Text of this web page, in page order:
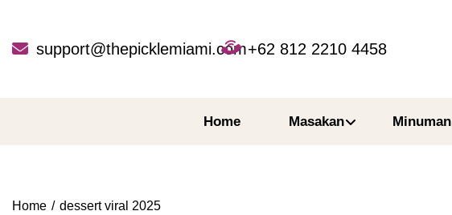
contentsupport@thepicklemiami.com+62 812 2210 4458
Home Masakan Minuman
Home dessert viral 2025